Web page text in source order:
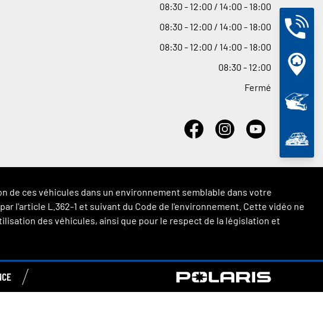
08:30 - 12:00 / 14:00 - 18:00
08:30 - 12:00 / 14:00 - 18:00
08:30 - 12:00 / 14:00 - 18:00
08:30 - 12:00
Fermé
ces véhicules dans un environnement semblable dans votre
l'article L.362-1 et suivant du Code de l'environnement. Cette vidéo ne
des véhicules, ainsi que pour le respect de la législation et